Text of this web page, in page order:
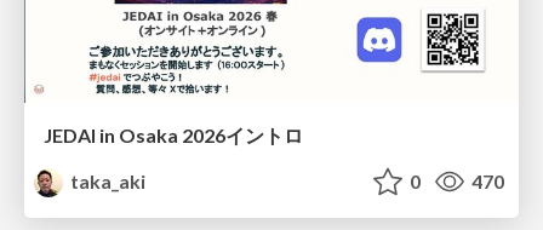
JEDAI in Osaka 2026イントロ
taka_aki
0 470